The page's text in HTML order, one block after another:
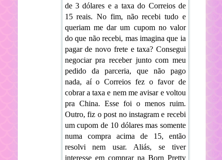
de 3 dólares e a taxa do Correios de
15 reais. No fim, não recebi tudo e
queriam me dar um cupom no valor
do que não recebi, mas imagina que ia
pagar de novo frete e taxa? Consegui
negociar pra receber junto com meu
pedido da parceria, que não pago
nada, aí o Correios fez o favor de
cobrar a taxa e nem me avisar e voltou
pra China. Esse foi o menos ruim.
Outro, fiz o post no instagram e recebi
um cupom de 10 dólares mas somente
numa compra acima de 15, então
resolvi nem usar. Aliás, se tiver
interesse em comprar na Born Pretty